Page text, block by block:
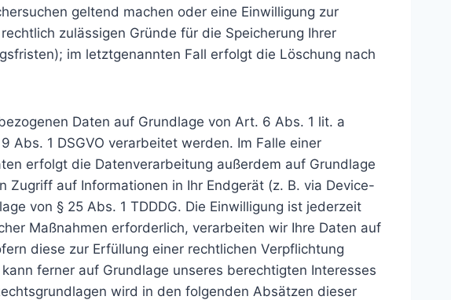
geltend machen oder eine Einwilligung zur
zulässigen Gründe für die Speicherung Ihrer
im letztgenannten Fall erfolgt die Löschung nach
Daten auf Grundlage von Art. 6 Abs. 1 lit. a
Abs. 1 DSGVO verarbeitet werden. Im Falle einer
erfolgt die Datenverarbeitung außerdem auf Grundlage
Zugriff auf Informationen in Ihr Endgerät (z. B. via Device-
von § 25 Abs. 1 TDDDG. Die Einwilligung ist jederzeit
Maßnahmen erforderlich, verarbeiten wir Ihre Daten auf
diese zur Erfüllung einer rechtlichen Verpflichtung
ferner auf Grundlage unseres berechtigten Interesses
wird in den folgenden Absätzen dieser